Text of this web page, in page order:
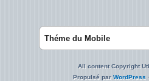
Théme du Mobile
All content Copyright
Propulsé parWordPress